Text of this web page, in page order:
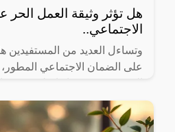
هل تؤثر وثيقة العمل الحر
الاجتماعي..
وتساءل العديد من المستفيدين
على الضمان الاجتماعي المطور،
على عدم